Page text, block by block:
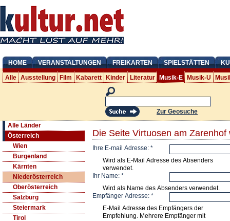
HOME VERANSTALTUNGEN FREIKARTEN SPIELSTÄTTEN
Alle Ausstellung Film Kabarett Kinder Literatur Musik-E Musik-U
Zur Geosuche
Alle Länder
Österreich
Wien
Burgenland
Kärnten
Niederösterreich
Oberösterreich
Salzburg
Steiermark
Tirol
Die Seite Virtuosen am Zarenhof
Ihre E-mail Adresse: *
Wird als E-Mail Adresse des Absenders
verwendet.
Ihr Name: *
Wird als Name des Absenders verwendet.
Empfänger Adresse: *
E-Mail Adresse des Empfängers der
Empfehlung. Mehrere Empfänger mit